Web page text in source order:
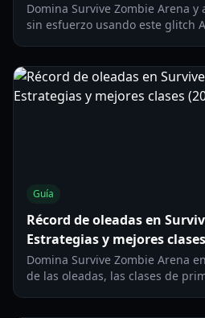
Domina Survive Zombie Arena y
sin esfuerzo usando este glitch
Guía
Récord de oleadas en
Estrategias y mejores
Domina Survive Zombie Arena
de las oleadas, las clases de